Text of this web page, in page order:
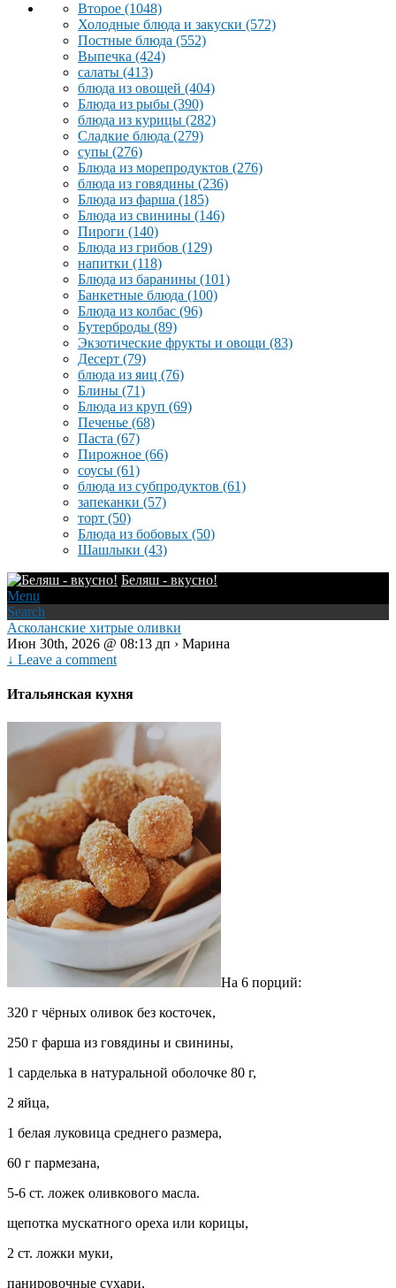
Второе (1048)
Холодные блюда и закуски (572)
Постные блюда (552)
Выпечка (424)
салаты (413)
блюда из овощей (404)
Блюда из рыбы (390)
блюда из курицы (282)
Сладкие блюда (279)
супы (276)
Блюда из морепродуктов (276)
блюда из говядины (236)
Блюда из фарша (185)
Блюда из свинины (146)
Пироги (140)
Блюда из грибов (129)
напитки (118)
Блюда из баранины (101)
Банкетные блюда (100)
Блюда из колбас (96)
Бутерброды (89)
Экзотические фрукты и овощи (83)
Десерт (79)
блюда из яиц (76)
Блины (71)
Блюда из круп (69)
Печенье (68)
Паста (67)
Пирожное (66)
соусы (61)
блюда из субпродуктов (61)
запеканки (57)
торт (50)
Блюда из бобовых (50)
Шашлыки (43)
Беляш - вкусно!
Menu
Search
Асколанские хитрые оливки
Июн 30th, 2026 @ 08:13 дп › Марина
↓ Leave a comment
Итальянская кухня
На 6 порций:
320 г чёрных оливок без косточек,
250 г фарша из говядины и свинины,
1 сарделька в натуральной оболочке 80 г,
2 яйца,
1 белая луковица среднего размера,
60 г пармезана,
5-6 ст. ложек оливкового масла.
щепотка мускатного ореха или корицы,
2 ст. ложки муки,
панировочные сухари,